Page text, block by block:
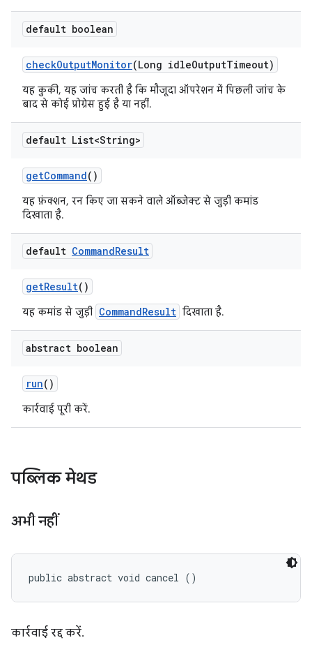
default boolean
checkOutputMonitor(Long idleOutputTimeout)
यह कुकी, यह जांच करती है कि मौजूदा ऑपरेशन में पिछली जांच के
बाद से कोई प्रोग्रेस हुई है या नहीं.
default List<String>
getCommand()
यह फ़ंक्शन, रन किए जा सकने वाले ऑब्जेक्ट से जुड़ी कमांड
दिखाता है.
default CommandResult
getResult()
यह कमांड से जुड़ी CommandResult दिखाता है.
abstract boolean
run()
कार्रवाई पूरी करें.
पब्लिक मेथड
अभी नहीं
public abstract void cancel ()
कार्रवाई रद्द करें.